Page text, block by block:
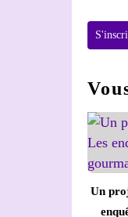
Un